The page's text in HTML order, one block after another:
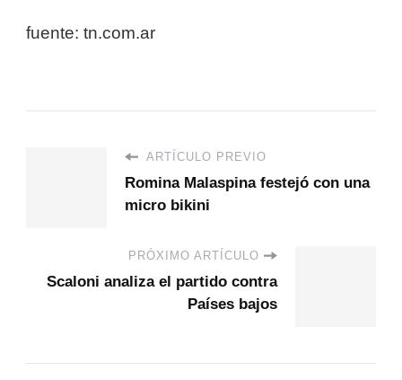
fuente: tn.com.ar
ARTÍCULO PREVIO
Romina Malaspina festejó con una
micro bikini
PRÓXIMO ARTÍCULO
Scaloni analiza el partido contra
Países bajos